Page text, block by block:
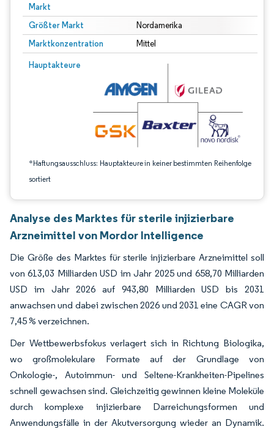
Markt
Größter Markt Nordamerika
Marktkonzentration Mittel
Hauptakteure
*Haftungsausschluss: Hauptakteure in keiner bestimmten Reihenfolge
sortiert
Bild © Mordor Intelligence. Wiederverwendung erfordert Namensnennung
Analyse des Marktes für sterile injizierbare
Arzneimittel von Mordor Intelligence
Die Größe des Marktes für sterile injizierbare Arzneimittel soll
von 613,03 Milliarden USD im Jahr 2025 und 658,70 Milliarden
USD im Jahr 2026 auf 943,80 Milliarden USD bis 2031
anwachsen und dabei zwischen 2026 und 2031 eine CAGR von
7,45 % verzeichnen.
Der Wettbewerbsfokus verlagert sich in Richtung Biologika,
wo großmolekulare Formate auf der Grundlage von
Onkologie-, Autoimmun- und Seltene-Krankheiten-Pipelines
schnell gewachsen sind. Gleichzeitig gewinnen kleine Moleküle
durch komplexe injizierbare Darreichungsformen und
Anwendungsfälle in der Akutversorgung wieder an Dynamik.